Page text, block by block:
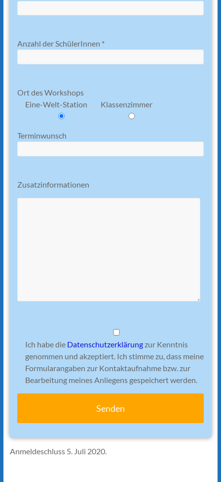
Anzahl der SchülerInnen *
Ort des Workshops
Eine-Welt-Station
Klassenzimmer
Terminwunsch
Zusatzinformationen
Ich habe die Datenschutzerklärungzur Kenntnis
genommen und akzeptiert. Ich stimme zu, dass meine
Formularangaben zur Kontaktaufnahme bzw. zur
Bearbeitung meines Anliegens gespeichert werden.
Anmeldeschluss 5. Juli 2020.